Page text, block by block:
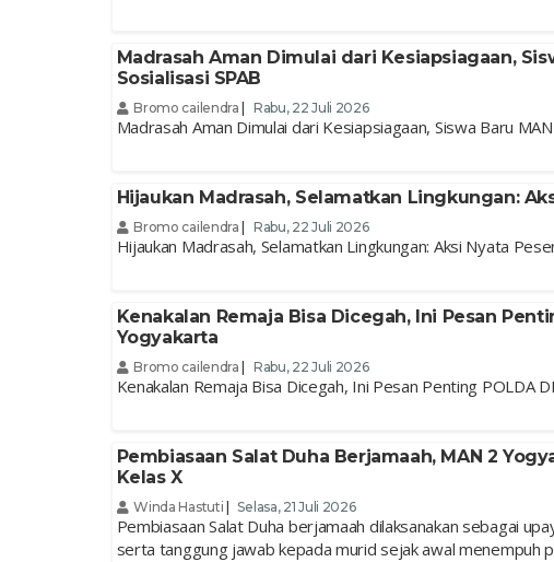
Madrasah Aman Dimulai dari Kesiapsiagaan,
Sosialisasi SPAB
Bromo cailendra Rabu, 22 Juli 2026
Madrasah Aman Dimulai dari Kesiapsiagaan, Siswa Baru
Hijaukan Madrasah, Selamatkan Lingkungan:
Bromo cailendra Rabu, 22 Juli 2026
Hijaukan Madrasah, Selamatkan Lingkungan: Aksi Nyata
Kenakalan Remaja Bisa Dicegah, Ini Pesan
Yogyakarta
Bromo cailendra Rabu, 22 Juli 2026
Kenakalan Remaja Bisa Dicegah, Ini Pesan Penting POLDA
Pembiasaan Salat Duha Berjamaah, MAN 2
Kelas X
Winda Hastuti Selasa, 21 Juli 2026
Pembiasaan Salat Duha berjamaah dilaksanakan sebagai
serta tanggung jawab kepada murid sejak awal menempuh